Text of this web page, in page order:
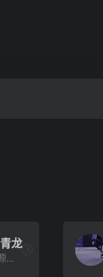
龙
2024WAIC期间，开源通用人形机器人公版机青龙正式发布。青龙由人形机器人（上海）有限公司自主研发，具备高机[…]